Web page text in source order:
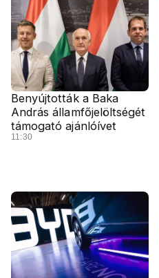
Benyújtották a Baka
András államfőjelöltségét
támogató ajánlóívet
11:30